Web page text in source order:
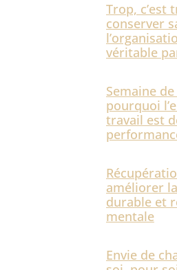
Trop, c’est
conserver
véritable
Semaine de
pourquoi
travail est
améliorer
durable et
mentale
Envie de